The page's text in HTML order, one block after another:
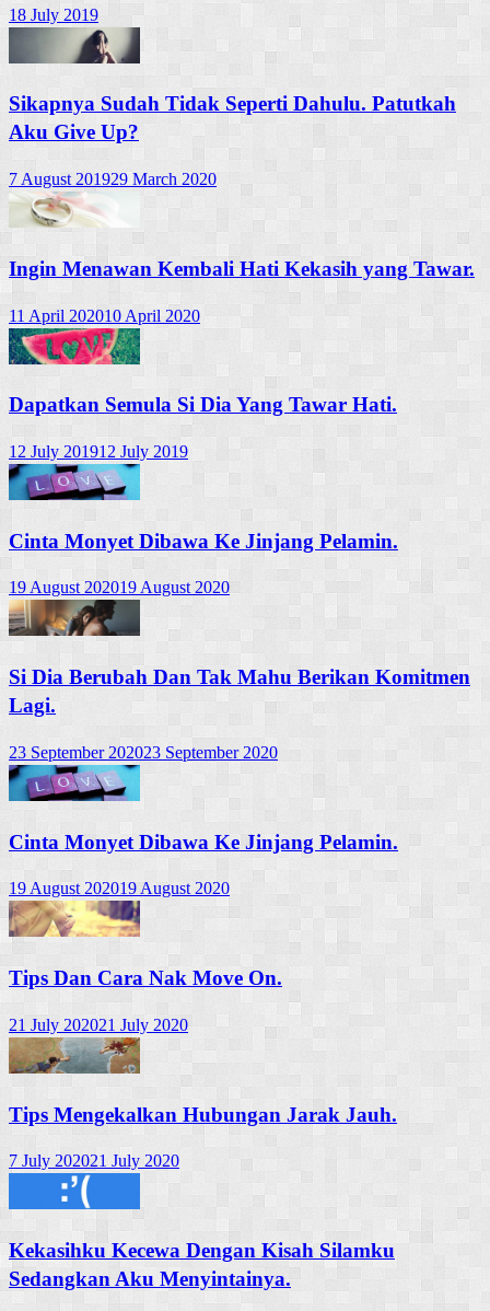
18 July 2019
Sikapnya Sudah Tidak Seperti Dahulu. Patutkah
Aku Give Up?
7 August 201929 March 2020
Ingin Menawan Kembali Hati Kekasih yang Tawar.
11 April 202010 April 2020
Dapatkan Semula Si Dia Yang Tawar Hati.
12 July 201912 July 2019
Cinta Monyet Dibawa Ke Jinjang Pelamin.
19 August 202019 August 2020
Si Dia Berubah Dan Tak Mahu Berikan Komitmen
Lagi.
23 September 202023 September 2020
Cinta Monyet Dibawa Ke Jinjang Pelamin.
19 August 202019 August 2020
Tips Dan Cara Nak Move On.
21 July 202021 July 2020
Tips Mengekalkan Hubungan Jarak Jauh.
7 July 202021 July 2020
Kekasihku Kecewa Dengan Kisah Silamku
Sedangkan Aku Menyintainya.